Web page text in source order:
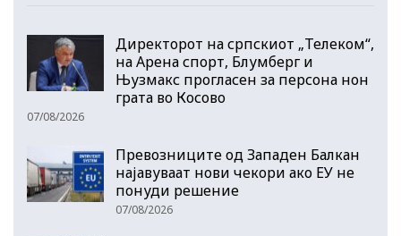
Директорот на српскиот „Телеком“,
на Арена спорт, Блумберг и
Њузмакс прогласен за персона нон
грата во Косово
07/08/2026
Превозниците од Западен Балкан
најавуваат нови чекори ако ЕУ не
понуди решение
07/08/2026